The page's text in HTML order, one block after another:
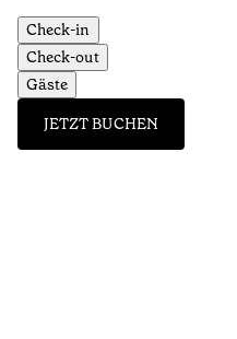
Check-in
Check-out
Gäste
JETZT BUCHEN